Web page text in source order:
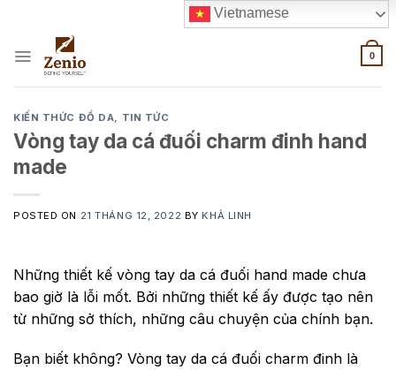
content
0
KIẾN THỨC ĐỒ DA, TIN TỨC
Vòng tay da cá đuối charm đinh hand
made
POSTED ON 21 THÁNG 12, 2022 BY KHẢ LINH
Những thiết kế vòng tay da cá đuối hand made chưa
bao giờ là lỗi mốt. Bởi những thiết kế ấy được tạo nên
từ những sở thích, những câu chuyện của chính bạn.
Bạn biết không? Vòng tay da cá đuối charm đinh là
Vietnamese